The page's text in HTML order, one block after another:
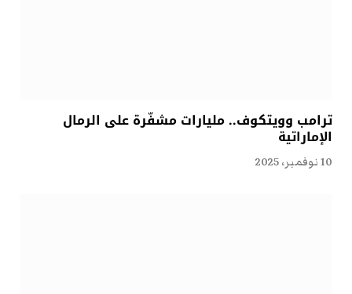
ترامب وويتكوف.. مليارات مشفّرة على الرمال
الإماراتية
10 نوفمبر، 2025